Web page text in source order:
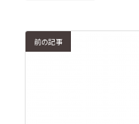
前の記事